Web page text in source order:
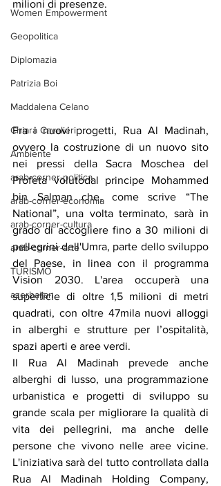
Women Empowerment
Geopolitica
Diplomazia
Patrizia Boi
Maddalena Celano
Chiara Cavalieri
Ambiente
arab-corner-politica
arab-corner-economia
arab-corner-cultura
arab-corner-arte
TURISMO
azerbaijan
milioni di presenze.
Fra i nuovi progetti, Rua Al Madinah,
ovvero la costruzione di un nuovo sito
nei pressi della Sacra Moschea del
Profeta volutodal principe Mohammed
bin Salman che, come scrive “The
National”, una volta terminato, sarà in
grado di accogliere fino a 30 milioni di
pellegrini dell'Umra, parte dello sviluppo
del Paese, in linea con il programma
Vision 2030. L'area occuperà una
superficie di oltre 1,5 milioni di metri
quadrati, con oltre 47mila nuovi alloggi
in alberghi e strutture per l’ospitalità,
spazi aperti e aree verdi.
Il Rua Al Madinah prevede anche
alberghi di lusso, una programmazione
urbanistica e progetti di sviluppo su
grande scala per migliorare la qualità di
vita dei pellegrini, ma anche delle
persone che vivono nelle aree vicine.
L'iniziativa sarà del tutto controllata dalla
Rua Al Madinah Holding Company,